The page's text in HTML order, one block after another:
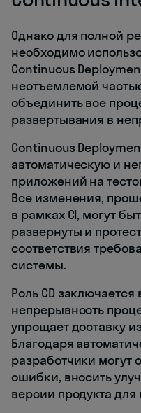
Однако для полной
необходимо
Continuous
неотъемлемой
объединить все
развертывания в
Continuous
автоматическую и
приложений на
Все изменения,
в рамках CI, могут
развернуты и
соответствия
системы.
Роль CD заключается
непрерывность
упрощает доставку
Благодаря
разработчики могут
ошибки, вносить
версии продукта для